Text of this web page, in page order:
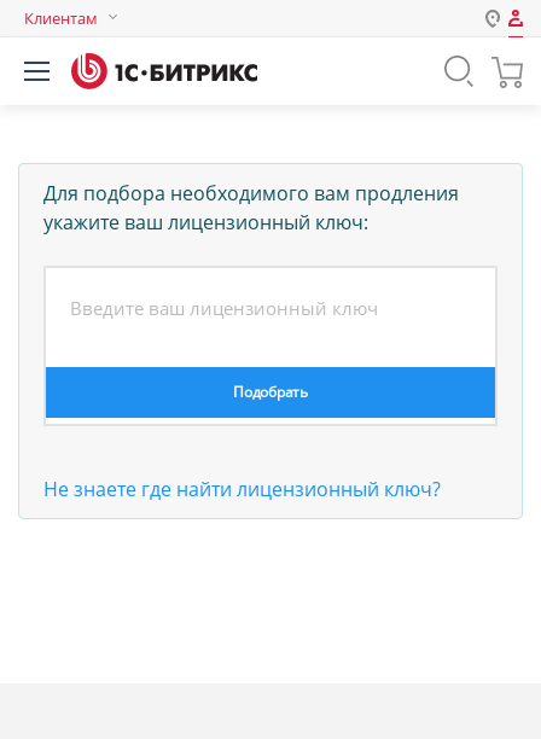
Клиентам
Беларусь
Авторизация
Пароль
компьютере
Забыли свой пароль?
или войдите с помощью
Для подбора необходимого вам продления
укажите ваш лицензионный ключ:
Не знаете где найти лицензионный ключ?